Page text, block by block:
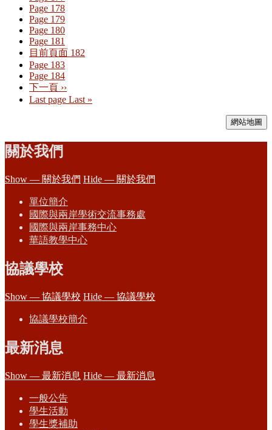
Page 178
Page 179
Page 180
Page 181
目前頁面 182
Page 183
Page 184
下一頁 ››
Last page Last »
網站地圖
關於我們
Show — 關於我們 Hide — 關於我們
單位簡介
國際與兩岸學術交流事務處
國際與兩岸事務中心
華語教學中心
協議學校
Show — 協議學校 Hide — 協議學校
協議學校簡介
最新消息
Show — 最新消息 Hide — 最新消息
一般公告
學生活動
學生獎補助